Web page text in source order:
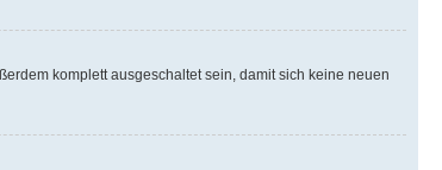
komplett ausgeschaltet sein, damit sich keine neuen